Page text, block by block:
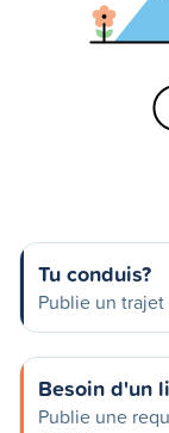
Tu conduis?
Publie un
Besoin d'un
Publie une